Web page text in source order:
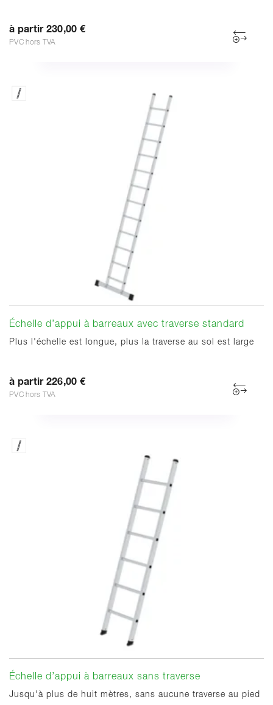
à partir 230,00 €
PVC hors TVA
Échelle d’appui à barreaux avec traverse standard
Plus l'échelle est longue, plus la traverse au sol est large
à partir 226,00 €
PVC hors TVA
Échelle d’appui à barreaux sans traverse
Jusqu'à plus de huit mètres, sans aucune traverse au pied